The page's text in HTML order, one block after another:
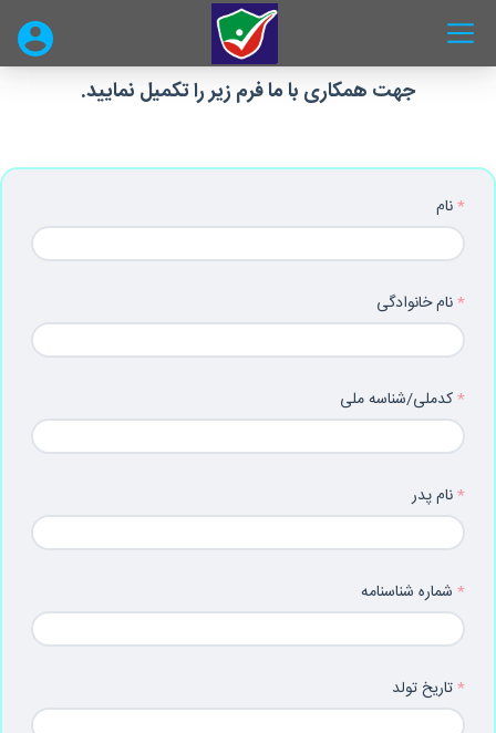
جهت همکاری با ما فرم زیر را تکمیل نمایید.
نام
نام خانوادگی
کدملی/شناسه ملی
نام پدر
شماره شناسنامه
تاریخ تولد